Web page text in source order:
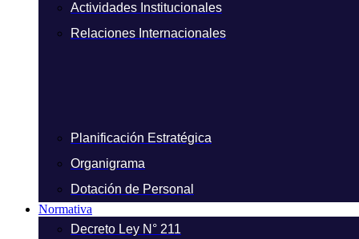
Actividades Institucionales
Relaciones Internacionales
Planificación Estratégica
Organigrama
Dotación de Personal
Normativa
Decreto Ley N° 211